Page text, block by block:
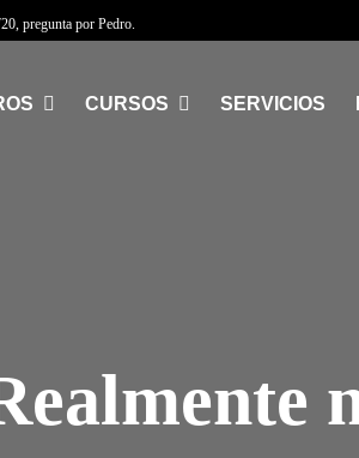
, pregunta por Pedro.
CURSOS SERVICIOS